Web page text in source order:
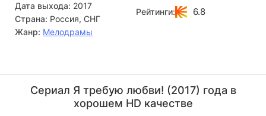
Дата выхода: 2017
Страна: Россия, СНГ
Жанр: Мелодрамы
Рейтинги: 6.8
(отец Вадима)
Сериал Я требую любви! (2017) года в
хорошем HD качестве